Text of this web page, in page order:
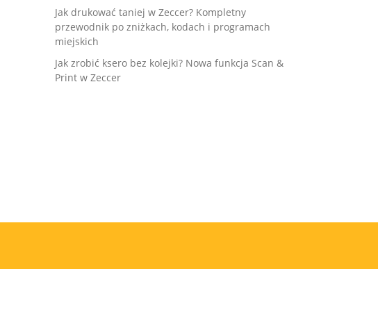
Jak drukować taniej w Zeccer? Kompletny
przewodnik po zniżkach, kodach i programach
miejskich
Jak zrobić ksero bez kolejki? Nowa funkcja Scan &
Print w Zeccer